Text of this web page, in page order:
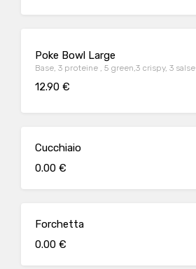
Poke Bowl Large
Base, 3 proteine , 5 green,3 crispy, 3 salse
12.90 €
Cucchiaio
0.00 €
Forchetta
0.00 €